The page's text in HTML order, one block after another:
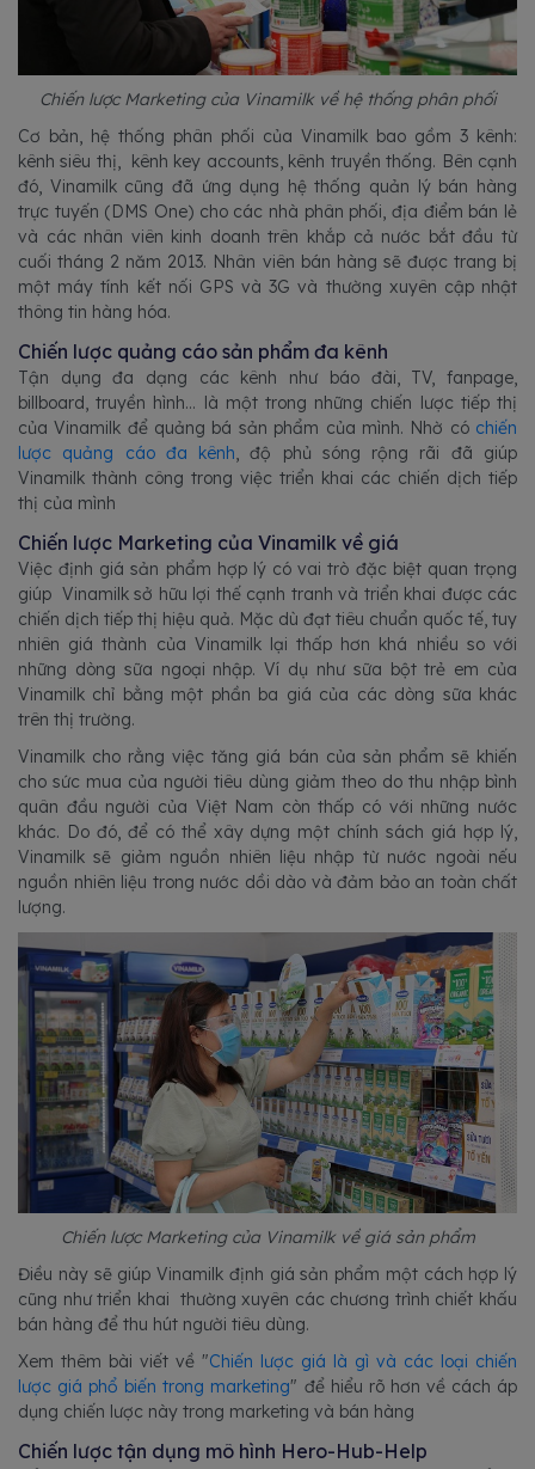
Chiến lược Marketing của Vinamilk về hệ thống phân phối
Cơ bản, hệ thống phân phối của Vinamilk bao gồm 3 kênh:
kênh siêu thị, kênh key accounts, kênh truyền thống. Bên cạnh
đó, Vinamilk cũng đã ứng dụng hệ thống quản lý bán hàng
trực tuyến (DMS One) cho các nhà phân phối, địa điểm bán lẻ
và các nhân viên kinh doanh trên khắp cả nước bắt đầu từ
cuối tháng 2 năm 2013. Nhân viên bán hàng sẽ được trang bị
một máy tính kết nối GPS và 3G và thường xuyên cập nhật
thông tin hàng hóa.
Chiến lược quảng cáo sản phẩm đa kênh
Tận dụng đa dạng các kênh như báo đài, TV, fanpage,
billboard, truyền hình… là một trong những chiến lược tiếp thị
của Vinamilk để quảng bá sản phẩm của mình. Nhờ có chiến
lược quảng cáo đa kênh, độ phủ sóng rộng rãi đã giúp
Vinamilk thành công trong việc triển khai các chiến dịch tiếp
thị của mình
Chiến lược Marketing của Vinamilk về giá
Việc định giá sản phẩm hợp lý có vai trò đặc biệt quan trọng
giúp Vinamilk sở hữu lợi thế cạnh tranh và triển khai được các
chiến dịch tiếp thị hiệu quả. Mặc dù đạt tiêu chuẩn quốc tế, tuy
nhiên giá thành của Vinamilk lại thấp hơn khá nhiều so với
những dòng sữa ngoại nhập. Ví dụ như sữa bột trẻ em của
Vinamilk chỉ bằng một phần ba giá của các dòng sữa khác
trên thị trường.
Vinamilk cho rằng việc tăng giá bán của sản phẩm sẽ khiến
cho sức mua của người tiêu dùng giảm theo do thu nhập bình
quân đầu người của Việt Nam còn thấp có với những nước
khác. Do đó, để có thể xây dựng một chính sách giá hợp lý,
Vinamilk sẽ giảm nguồn nhiên liệu nhập từ nước ngoài nếu
nguồn nhiên liệu trong nước dồi dào và đảm bảo an toàn chất
lượng.
Chiến lược Marketing của Vinamilk về giá sản phẩm
Điều này sẽ giúp Vinamilk định giá sản phẩm một cách hợp lý
cũng như triển khai thường xuyên các chương trình chiết khấu
bán hàng để thu hút người tiêu dùng.
Xem thêm bài viết về "Chiến lược giá là gì và các loại chiến
lược giá phổ biến trong marketing" để hiểu rõ hơn về cách áp
dụng chiến lược này trong marketing và bán hàng
Chiến lược tận dụng mô hình Hero-Hub-Help